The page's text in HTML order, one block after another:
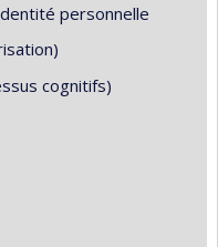
personnelle
cognitifs)